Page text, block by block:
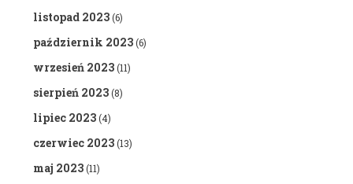
listopad 2023(6)
październik 2023(6)
wrzesień 2023(11)
sierpień 2023(8)
lipiec 2023(4)
czerwiec 2023(13)
maj 2023(11)